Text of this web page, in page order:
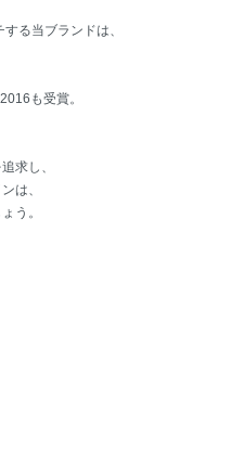
る当ブランドは、
も受賞。
求し、
は、
う。